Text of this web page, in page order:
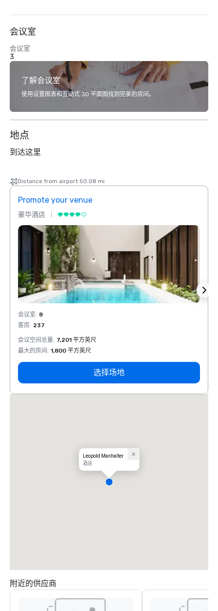
会议室
会议室
3
了解会议室
使用设置图表和互动式 3D 平面图找到完美的房间。
地点
到达这里
Distance from airport 50.08 mi
Promote your venue
豪华酒店
会议室: 8
客房: 237
会议空间总量: 7,201 平方英尺
最大的房间 : 1,800 平方英尺
选择场地
Leopold Manhalter
酒店
附近的供应商